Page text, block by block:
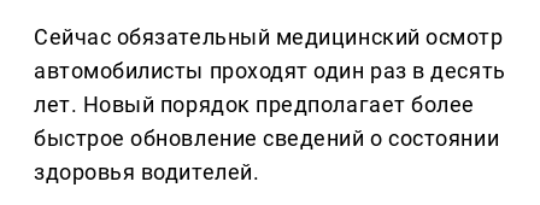
Сейчас обязательный медицинский осмотр
автомобилисты проходят один раз в десять
лет. Новый порядок предполагает более
быстрое обновление сведений о состоянии
здоровья водителей.